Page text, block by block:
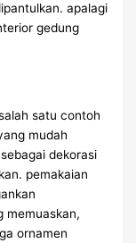
apalagi
gedung
satu contoh
mudah
dekorasi
pemakaian
memuaskan,
ornamen